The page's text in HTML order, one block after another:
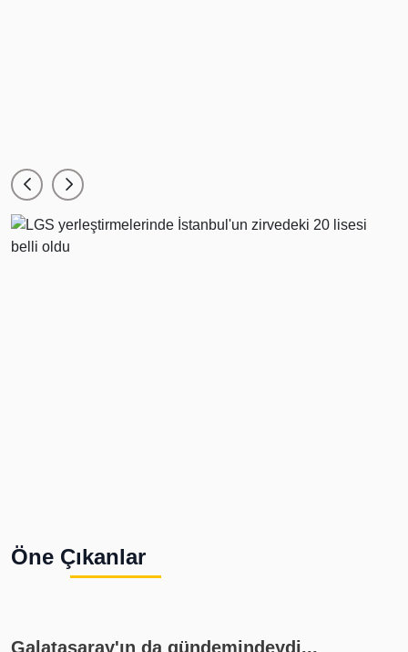
Öne Çıkanlar
Galatasaray'ın da gündemindeydi...